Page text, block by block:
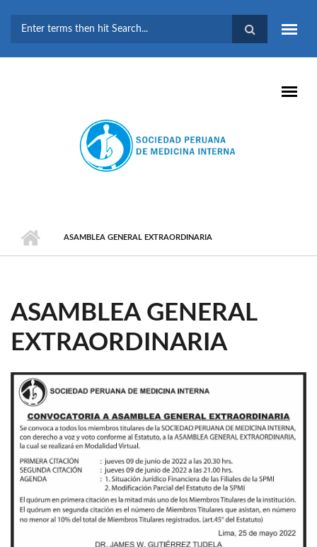
BÚSQUEDA
ASAMBLEA GENERAL EXTRAORDINARIA
ASAMBLEA GENERAL
EXTRAORDINARIA